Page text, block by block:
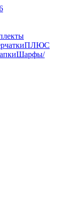
ПЛЮС
Шарфы/